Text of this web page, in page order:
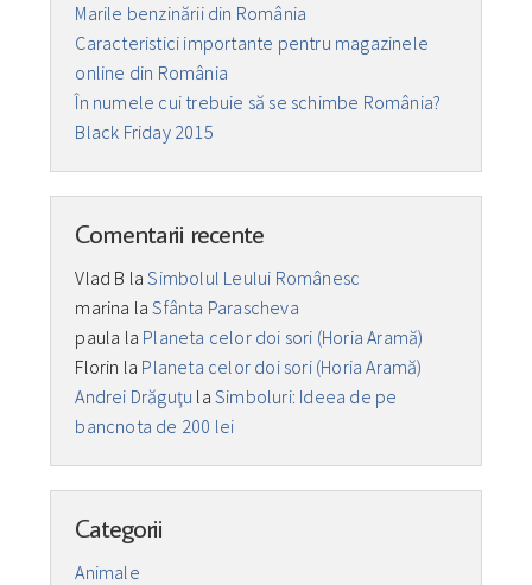
Marile benzinării din România
Caracteristici importante pentru magazinele
online din România
În numele cui trebuie să se schimbe România?
Black Friday 2015
Comentarii recente
Vlad B laSimbolul Leului Românesc
marina laSfânta Parascheva
paula la Planeta celor doi sori (Horia Aramă)
Florin la Planeta celor doi sori (Horia Aramă)
Andrei Drăguţu laSimboluri: Ideea de pe
bancnota de 200 lei
Categorii
Animale